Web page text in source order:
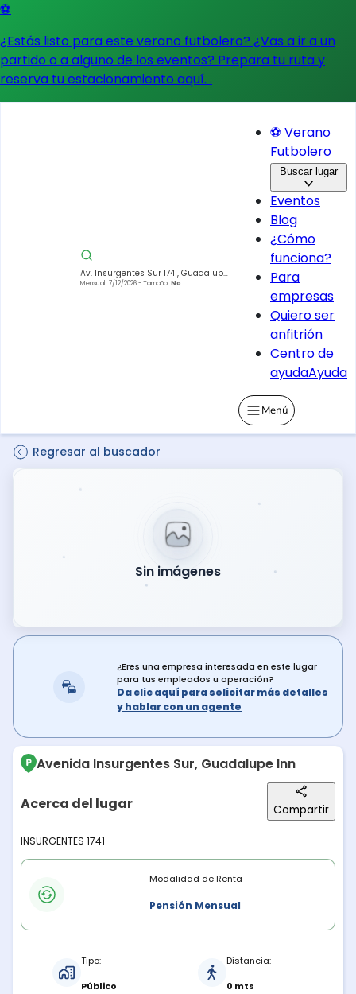
⚽
¿Estás listo para este verano futbolero? ¿Vas a ir a un
partido o a alguno de los eventos? Prepara tu ruta y
reserva tu estacionamiento aquí. .
Av. Insurgentes Sur 1741, Guadalupe
Inn, Álvaro Obregón, 01020 Ciudad
Mensual: 7/12/2026- Tamaño: No
⚽ Verano
Futbolero
Buscar lugar
Eventos
Blog
¿Cómo
funciona?
Para
empresas
Quiero ser
anfitrión
Centro de
ayudaAyuda
Menú
Regresar al buscador
Sin imágenes
¿Eres una empresa interesada en este lugar
para tus empleados u operación?
Da clic aquí para solicitar más detalles
y hablar con un agente
Avenida Insurgentes Sur, Guadalupe Inn
Acerca del lugar Compartir
Descripción del lugar
INSURGENTES 1741
Modalidades de rentaModalidad de Renta
Pensión Mensual
Tipo:
Público
Distancia:
0 mts